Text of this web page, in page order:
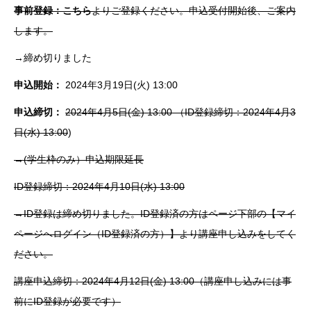
事前登録：こちらよりご登録ください。申込受付開始後、ご案内
します。
→締め切りました
申込開始： 2024年3月19日(火) 13:00
申込締切： 2024年4月5日(金) 13:00 （ID登録締切：2024年4月3
日(水) 13:00)
→(学生枠のみ）申込期限延長
ID登録締切：2024年4月10日(水) 13:00
→ID登録は締め切りました。ID登録済の方はページ下部の【マイ
ページへログイン（ID登録済の方）】より講座申し込みをしてく
ださい。
講座申込締切：2024年4月12日(金) 13:00（講座申し込みには事
前にID登録が必要です）